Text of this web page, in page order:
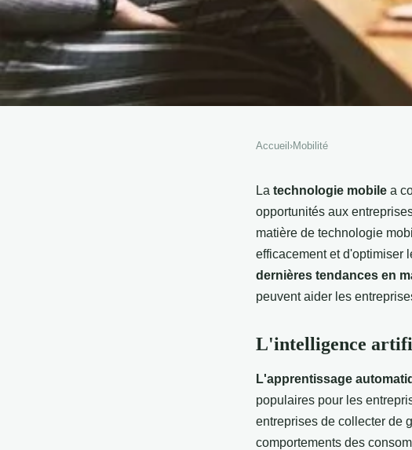
Les dernières tendances
technologie mobile pour
Accueil ›Mobilité
La technologie mobile a
opportunités aux
matière de technologie
efficacement et d'optimiser
dernières tendances en
peuvent aider les
L'intelligence
L'apprentissage
populaires pour les
entreprises de collecter de
comportements des